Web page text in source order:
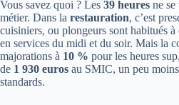
Vous savez quoi ? Les 39 heures ne
métier. Dans la restauration, c’est
cuisiniers, ou plongeurs sont habitués
en services du midi et du soir. Mais la
majorations à 10 % pour les heures
de 1 930 euros au SMIC, un peu
standards.